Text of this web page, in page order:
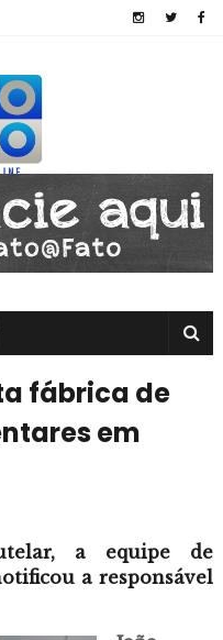
fábrica de
em
a equipe de
a responsável